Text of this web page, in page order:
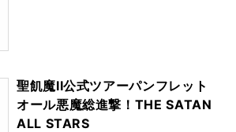
聖飢魔II公式ツアーパンフレット
オール悪魔総進撃！THE SATAN
ALL STARS